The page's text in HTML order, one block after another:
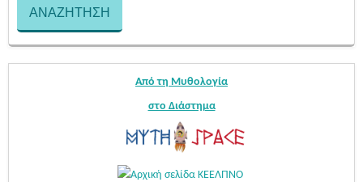
Από τη Μυθολογία
στο Διάστημα